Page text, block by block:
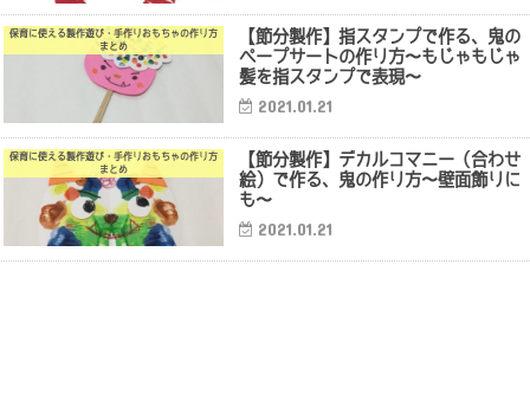
保育に使える製作遊び・手作りおもちゃの作り方
まとめ
【節分製作】指スタンプで作る、鬼の
ペープサートの作り方〜もじゃもじゃ
髪を指スタンプで表現〜
2021.01.21
保育に使える製作遊び・手作りおもちゃの作り方
まとめ
【節分製作】デカルコマニー（合わせ
絵）で作る、鬼の作り方〜壁面飾りに
も〜
2021.01.21